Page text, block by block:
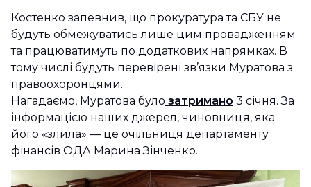
Костенко запевнив, що прокуратура та СБУ не
будуть обмежуватись лише цим провадженням
та працюватимуть по додаткових напрямках. В
тому числі будуть перевірені зв’язки Муратова з
правоохоронцями.
Нагадаємо, Муратова було затримано 3 січня. За
інформацією наших джерел, чиновниця, яка
його «злила» — це очільниця департаменту
фінансів ОДА Марина Зінченко.